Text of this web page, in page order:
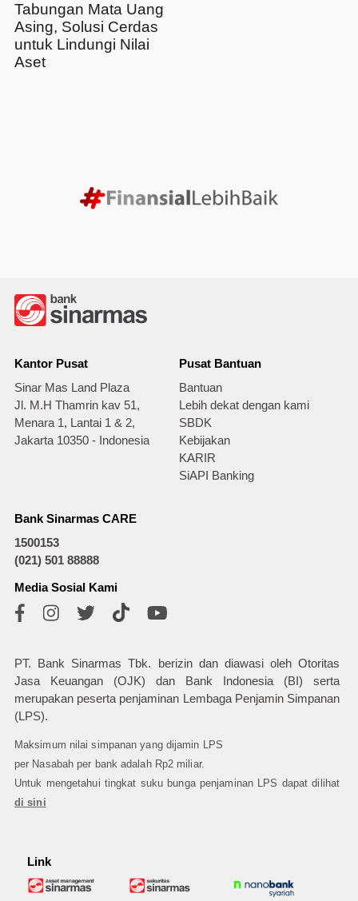
Tabungan Mata Uang
Asing, Solusi Cerdas
untuk Lindungi Nilai
Aset
Kantor Pusat
Sinar Mas Land Plaza
Jl. M.H Thamrin kav 51,
Menara 1, Lantai 1 & 2,
Jakarta 10350 - Indonesia
Pusat Bantuan
Bantuan
Lebih dekat dengan kami
SBDK
Kebijakan
KARIR
SiAPI Banking
Bank Sinarmas CARE
1500153
(021) 501 88888
Media Sosial Kami
PT. Bank Sinarmas Tbk. berizin dan diawasi oleh Otoritas
Jasa Keuangan (OJK) dan Bank Indonesia (BI) serta
merupakan peserta penjaminan Lembaga Penjamin Simpanan
(LPS).
Maksimum nilai simpanan yang dijamin LPS
per Nasabah per bank adalah Rp2 miliar.
Untuk mengetahui tingkat suku bunga penjaminan LPS dapat dilihat
di sini
Link